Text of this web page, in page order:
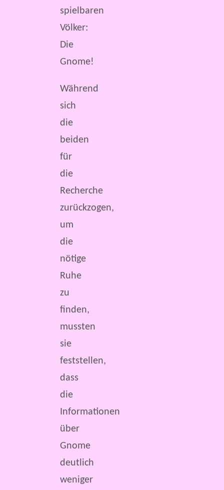
spielbaren
Völker:
Die
Gnome!
Während
sich
die
beiden
für
die
Recherche
zurückzogen,
um
die
nötige
Ruhe
zu
finden,
mussten
sie
feststellen,
dass
die
Informationen
über
Gnome
deutlich
weniger